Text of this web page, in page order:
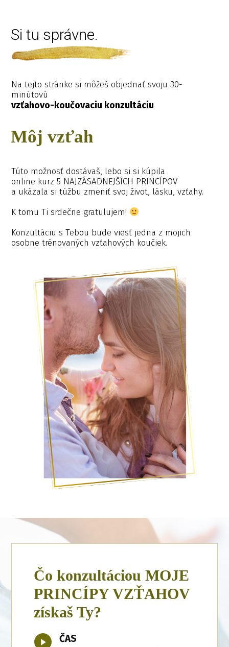
Si tu správne.
Na tejto stránke si môžeš objednať svoju 30-
minútovú
vzťahovo-koučovaciu konzultáciu
Môj vzťah
Túto možnosť dostávaš, lebo si si kúpila
online kurz 5 NAJZÁSADNEJŠÍCH PRINCÍPOV
a ukázala si túžbu zmeniť svoj život, lásku, vzťahy.
K tomu Ti srdečne gratulujem!
Konzultáciu s Tebou bude viesť jedna z mojich
osobne trénovaných vzťahových koučiek.
Čo konzultáciou MOJE
PRINCÍPY VZŤAHOV
získaš Ty?
ČAS